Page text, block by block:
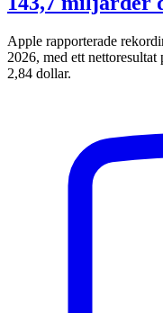
Apple rapporterade
2026, med ett
2,84 dollar.